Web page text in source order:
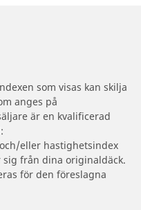
som visas kan skilja
anges på
är en kvalificerad
eller hastighetsindex
från dina originaldäck.
för den föreslagna